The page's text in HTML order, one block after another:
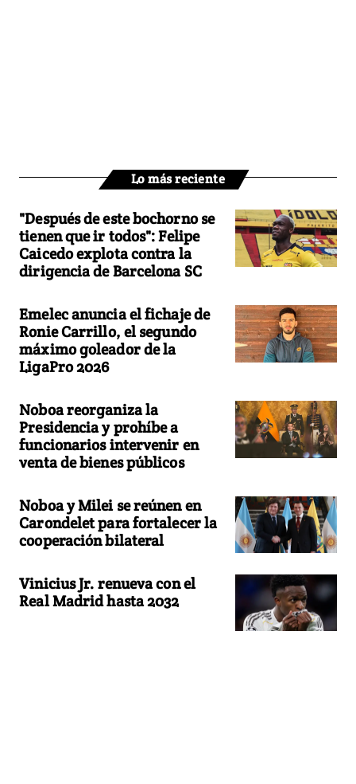
Lo más reciente
"Después de este bochorno se
tienen que ir todos": Felipe
Caicedo explota contra la
dirigencia de Barcelona SC
Emelec anuncia el fichaje de
Ronie Carrillo, el segundo
máximo goleador de la
LigaPro 2026
Noboa reorganiza la
Presidencia y prohíbe a
funcionarios intervenir en
venta de bienes públicos
Noboa y Milei se reúnen en
Carondelet para fortalecer la
cooperación bilateral
Vinicius Jr. renueva con el
Real Madrid hasta 2032